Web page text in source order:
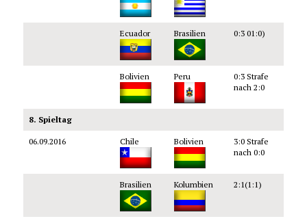
Ecuador Brasilien 0:3 01:0)
Bolivien Peru
0:3 Strafe
nach 2:0
8. Spieltag
06.09.2016 Chile Bolivien
3:0 Strafe
nach 0:0
Brasilien Kolumbien 2:1(1:1)